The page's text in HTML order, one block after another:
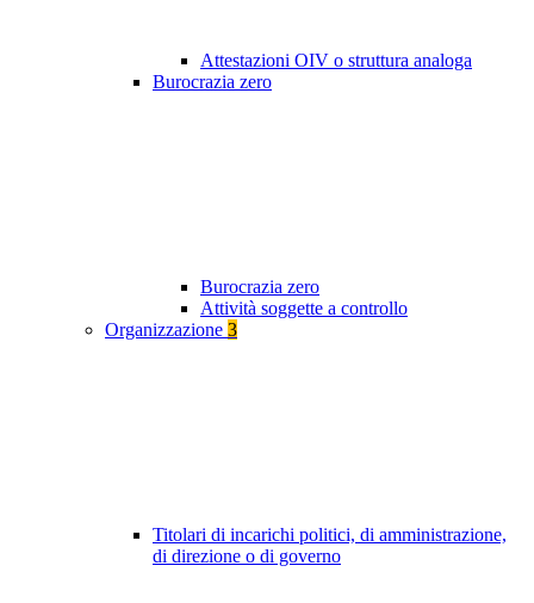
Attestazioni OIV o struttura analoga
Burocrazia zero
Burocrazia zero
Attività soggette a controllo
Organizzazione 3
Titolari di incarichi politici, di amministrazione,
di direzione o di governo